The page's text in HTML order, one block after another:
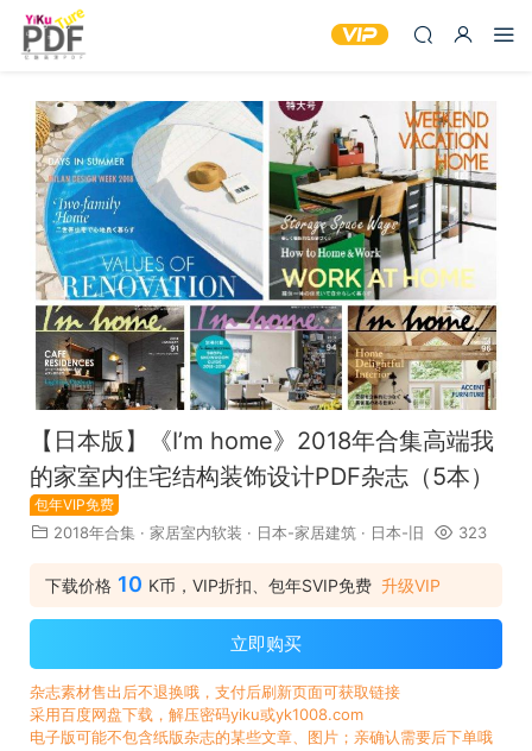
【日本版】《I’m home》2018年合集高端我
的家室内住宅结构装饰设计PDF杂志（5本）
包年VIP免费
2018年合集 · 家居室内软装 · 日本-家居建筑 · 日本-旧 323
下载价格 10 K币，VIP折扣、包年SVIP免费 升级VIP
立即购买
杂志素材售出后不退换哦，支付后刷新页面可获取链接
采用百度网盘下载，解压密码yiku或yk1008.com
电子版可能不包含纸版杂志的某些文章、图片；亲确认需要后下单哦